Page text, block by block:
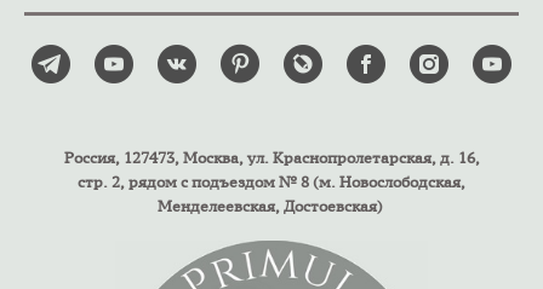
Россия, 127473, Москва, ул. Краснопролетарская, д. 16,
стр. 2, рядом с подъездом № 8 (м. Новослободская,
Менделеевская, Достоевская)